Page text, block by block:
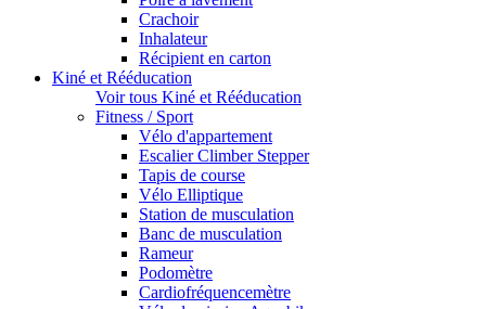
Crachoir
Inhalateur
Récipient en carton
Kiné et Rééducation
Voir tous Kiné et Rééducation
Fitness / Sport
Vélo d'appartement
Escalier Climber Stepper
Tapis de course
Vélo Elliptique
Station de musculation
Banc de musculation
Rameur
Podomètre
Cardiofréquencemètre